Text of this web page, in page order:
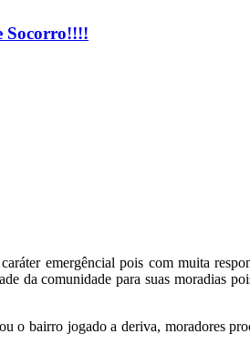
Socorro!!!!
emergêncial pois com muita
comunidade para suas moradias
o bairro jogado a deriva, moradores